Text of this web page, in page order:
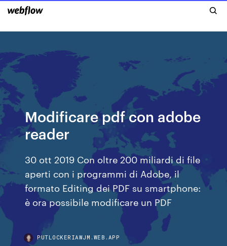
Modificare pdf con adobe
reader
30 ott 2019 Con oltre 200 miliardi di file
aperti con i programmi di Adobe, il
formato Editing dei PDF su smartphone:
è ora possibile modificare un PDF
PUTLOCKERIAWJM.WEB.APP